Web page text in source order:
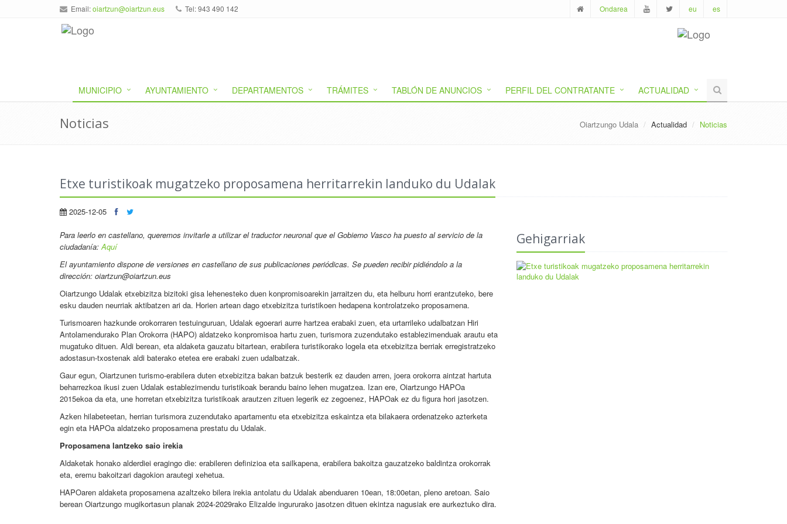
Email:oiartzun@oiartzun.eus Tel: 943 490 142 Ondarea eu es
MUNICIPIO AYUNTAMIENTO DEPARTAMENTOS TRÁMITES TABLÓN DE ANUNCIOS PERFIL DEL CONTRATANTE ACTUALIDAD
Noticias Oiartzungo Udala Actualidad Noticias
Etxe turistikoak mugatzeko proposamena herritarrekin landuko du Udalak
2025-12-05
Para leerlo en castellano, queremos invitarle a utilizar el traductor neuronal que el Gobierno Vasco ha puesto al servicio de la
ciudadanía:Aquí
El ayuntamiento dispone de versiones en castellano de sus publicaciones periódicas. Se pueden recibir pidiéndolo a la
dirección: oiartzun@oiartzun.eus
Oiartzungo Udalak etxebizitza bizitoki gisa lehenesteko duen konpromisoarekin jarraitzen du, eta helburu horri erantzuteko, bere
esku dauden neurriak aktibatzen ari da. Horien artean dago etxebizitza turistikoen hedapena kontrolatzeko proposamena.
Turismoaren hazkunde orokorraren testuinguruan, Udalak egoerari aurre hartzea erabaki zuen, eta urtarrileko udalbatzan Hiri
Antolamendurako Plan Orokorra (HAPO) aldatzeko konpromisoa hartu zuen, turismora zuzendutako establezimenduak arautu eta
mugatuko dituen. Aldi berean, eta aldaketa gauzatu bitartean, erabilera turistikorako logela eta etxebizitza berriak erregistratzeko
adostasun-txostenak aldi baterako etetea ere erabaki zuen udalbatzak.
Gaur egun, Oiartzunen turismo-erabilera duten etxebizitza bakan batzuk besterik ez dauden arren, joera orokorra aintzat hartuta
beharrezkoa ikusi zuen Udalak establezimendu turistikoak berandu baino lehen mugatzea. Izan ere, Oiartzungo HAPOa
2015ekoa da eta, une horretan etxebizitza turistikoak arautzen zituen legerik ez zegoenez, HAPOak ez du figura hori jasotzen.
Azken hilabeteetan, herrian turismora zuzendutako apartamentu eta etxebizitza eskaintza eta bilakaera ordenatzeko azterketa
egin eta HAPOa aldatzeko proposamena prestatu du Udalak.
Proposamena lantzeko saio irekia
Aldaketak honako alderdiei eragingo die: erabileren definizioa eta sailkapena, erabilera bakoitza gauzatzeko baldintza orokorrak
eta, eremu bakoitzari dagokion arautegi xehetua.
HAPOaren aldaketa proposamena azaltzeko bilera irekia antolatu du Udalak abenduaren 10ean, 18:00etan, pleno aretoan. Saio
berean Oiartzungo mugikortasun planak 2024-2029rako Elizalde ingururako jasotzen dituen ekintza nagusiak ere aurkeztuko dira.
Gehigarriak